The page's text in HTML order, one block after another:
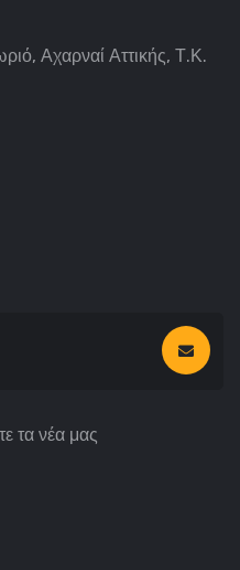
Αχαρναί Αττικής, Τ.Κ.
τα νέα μας